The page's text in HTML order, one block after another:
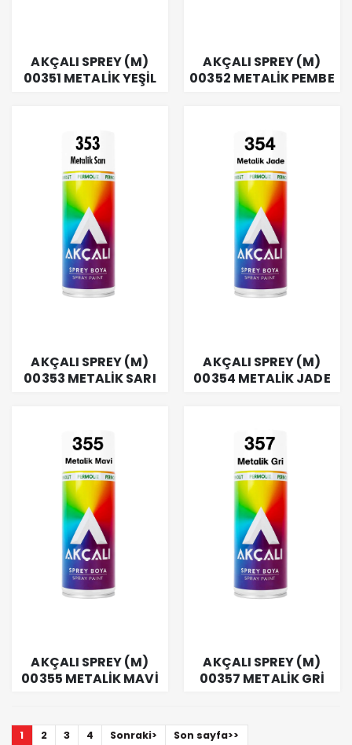
AKÇALI SPREY (M)
00351 METALİK YEŞİL
AKÇALI SPREY (M)
00352 METALİK PEMBE
AKÇALI SPREY (M)
00353 METALİK SARI
AKÇALI SPREY (M)
00354 METALİK JADE
AKÇALI SPREY (M)
00355 METALİK MAVİ
AKÇALI SPREY (M)
00357 METALİK GRİ
1 2 3 4 Sonraki> Son sayfa>>